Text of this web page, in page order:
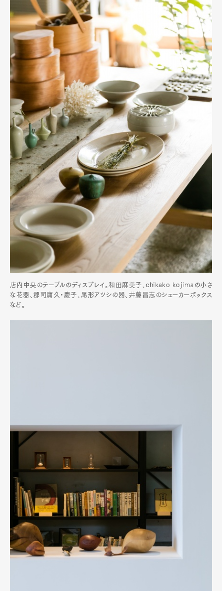
店内中央のテーブルのディスプレイ。和田麻美子、chikako kojimaの小さ
な花器、郡司庸久・慶子、尾形アツシの器、井藤昌志のシェーカーボックス
など。